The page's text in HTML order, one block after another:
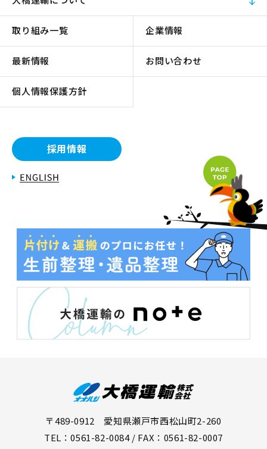
取り組み一覧 企業情報
最新情報 お問い合わせ
個人情報保護方針
採用情報
〒489-0912 愛知県瀬戸市西松山町2-260
TEL：0561-82-0084 / FAX：0561-82-0007